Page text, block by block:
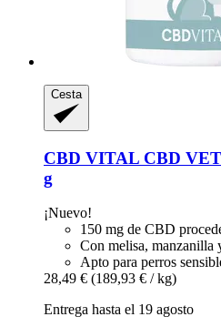
Cesta
CBD VITAL CBD
g
¡Nuevo!
150 mg de CBD
Con melisa, manzanilla
Apto para perros
28,49 € (189,93 € / kg)
Entrega hasta el 19 agosto